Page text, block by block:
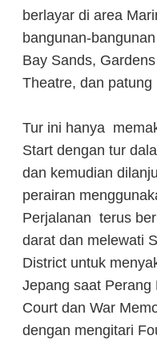
berlayar di area
bangunan-
Bay Sands,
Theatre, dan patung
Tur ini hanya
Start dengan tur
dan kemudian
perairan
Perjalanan terus
darat dan melewati
District untuk
Jepang saat Perang
Court dan War
dengan mengitari